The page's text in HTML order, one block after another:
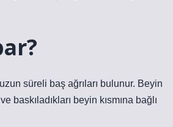
süreli baş ağrıları bulunur. Beyin
beyin kısmına bağlı